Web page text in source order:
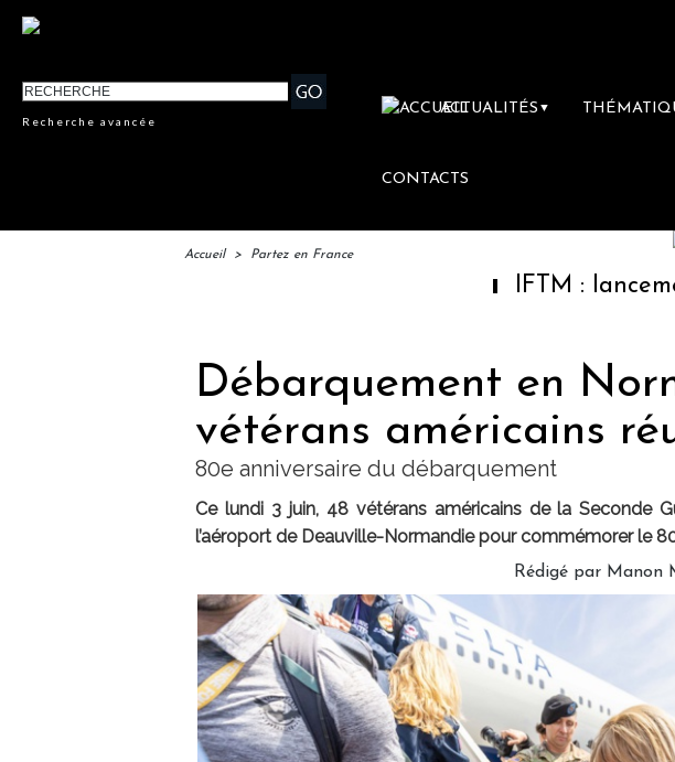
Recherche avancée
ACTUALITÉS ▼
CONTACTS
Accueil > Partez en France
IFTM : lancement des
Débarquement en
vétérans américains
80e anniversaire du débarquement
Ce lundi 3 juin, 48 vétérans américains de la Seconde
l’aéroport de Deauville-Normandie pour commémorer le
Rédigé par Manon